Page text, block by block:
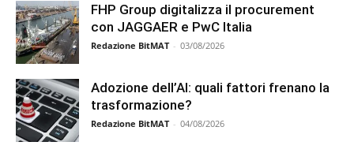
FHP Group digitalizza il procurement
con JAGGAER e PwC Italia
Redazione BitMAT - 03/08/2026
Adozione dell’AI: quali fattori frenano la
trasformazione?
Redazione BitMAT - 04/08/2026